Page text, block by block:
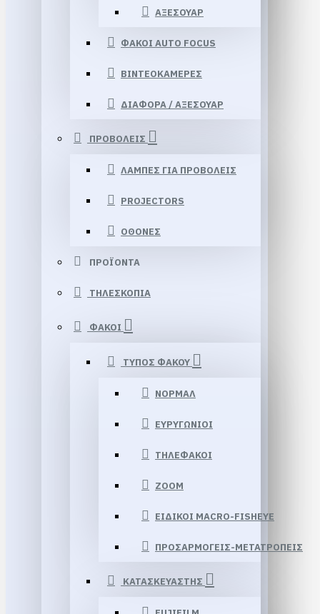
ΑΞΕΣΟΥΑΡ
ΦΑΚΟΙ AUTO FOCUS
ΒΙΝΤΕΟΚΑΜΕΡΕΣ
ΔΙΑΦΟΡΑ / ΑΞΕΣΟΥΑΡ
ΠΡΟΒΟΛΕΙΣ
ΛΑΜΠΕΣ ΓΙΑ ΠΡΟΒΟΛΕΙΣ
PROJECTORS
ΟΘΟΝΕΣ
ΠΡΟΪΟΝΤΑ
ΤΗΛΕΣΚΟΠΙΑ
ΦΑΚΟΙ
ΤΥΠΟΣ ΦΑΚΟΥ
ΝΟΡΜΑΛ
ΕΥΡΥΓΩΝΙΟΙ
ΤΗΛΕΦΑΚΟΙ
ZOOM
ΕΙΔΙΚΟΙ MACRO-FISHEYE
ΠΡΟΣΑΡΜΟΓΕΙΣ-ΜΕΤΑΤΡΟΠΕΙΣ
ΚΑΤΑΣΚΕΥΑΣΤΗΣ